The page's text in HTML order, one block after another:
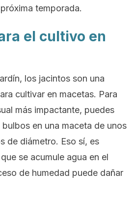
temporada.
el cultivo en
los jacintos son una
cultivar en macetas. Para
más impactante, puedes
en una maceta de unos
de diámetro. Eso sí, es
se acumule agua en el
de humedad puede dañar